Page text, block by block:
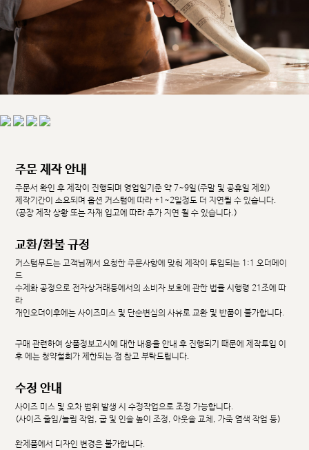
주문 제작 안내
주문서 확인 후 제작이 진행되며 영업일기준 약 7~9일(주말 및 공휴일 제외)
제작기간이 소요되며 옵션 커스텀에 따라 +1~2일정도 더 지연될 수 있습니다.
(공장 제작 상황 또는 자재 입고에 따라 추가 지연 될 수 있습니다.)
교환/환불 규정
커스텀무드는 고객님께서 요청한 주문사항에 맞춰 제작이 투입되는 1:1 오더메이
드
수제화 공정으로 전자상거래등에서의 소비자 보호에 관한 법률 시행령 21조에 따
라
개인오더이후에는 사이즈미스 및 단순변심의 사유로 교환 및 반품이 불가합니다.
구매 관련하여 상품정보고시에 대한 내용을 안내 후 진행되기 때문에 제작투입 이
후 에는 청약철회가 제한되는 점 참고 부탁드립니다.
수정 안내
사이즈 미스 및 오차 범위 발생 시 수정작업으로 조정 가능합니다.
(사이즈 줄임/늘림 작업, 굽 및 인솔 높이 조정, 아웃솔 교체, 가죽 염색 작업 등)
완제품에서 디자인 변경은 불가합니다.